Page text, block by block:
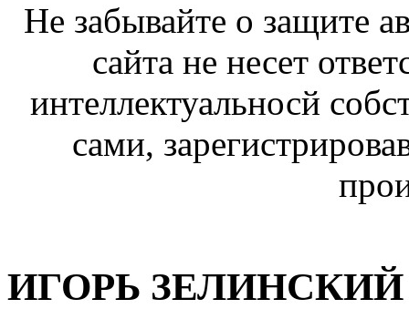
Не забывайте о защите
сайта не несет
интеллектуальносй
сами,
ИГОРЬ ЗЕЛИНСКИЙ